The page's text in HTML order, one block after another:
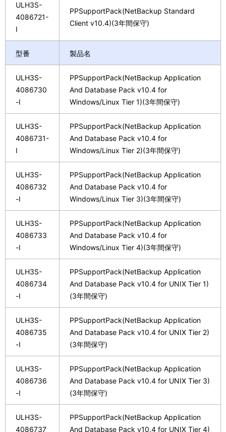
ULH3S-
4086721-
I
PPSupportPack(NetBackup Standard
Client v10.4)(3年間保守)
型番 製品名
ULH3S-
4086730
-I
PPSupportPack(NetBackup Application
And Database Pack v10.4 for
Windows/Linux Tier 1)(3年間保守)
ULH3S-
4086731-
I
PPSupportPack(NetBackup Application
And Database Pack v10.4 for
Windows/Linux Tier 2)(3年間保守)
ULH3S-
4086732
-I
PPSupportPack(NetBackup Application
And Database Pack v10.4 for
Windows/Linux Tier 3)(3年間保守)
ULH3S-
4086733
-I
PPSupportPack(NetBackup Application
And Database Pack v10.4 for
Windows/Linux Tier 4)(3年間保守)
ULH3S-
4086734
-I
PPSupportPack(NetBackup Application
And Database Pack v10.4 for UNIX Tier 1)
(3年間保守)
ULH3S-
4086735
-I
PPSupportPack(NetBackup Application
And Database Pack v10.4 for UNIX Tier 2)
(3年間保守)
ULH3S-
4086736
-I
PPSupportPack(NetBackup Application
And Database Pack v10.4 for UNIX Tier 3)
(3年間保守)
ULH3S-
4086737
PPSupportPack(NetBackup Application
And Database Pack v10.4 for UNIX Tier 4)